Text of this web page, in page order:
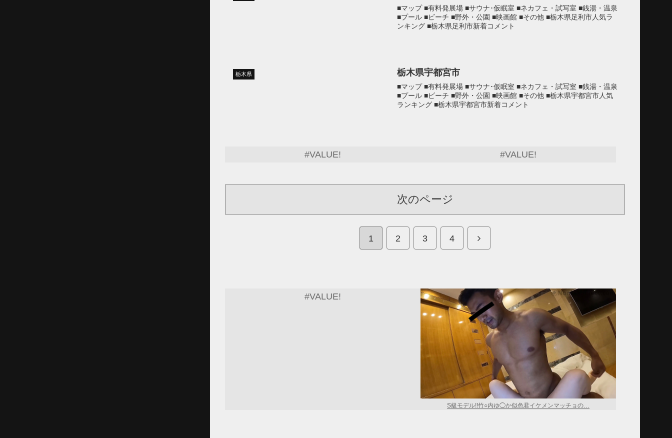
■マップ ■有料発展場 ■サウナ･仮眠室 ■ネカフェ・試写室 ■銭湯・温泉
■プール ■ビーチ ■野外・公園 ■映画館 ■その他 ■栃木県足利市人気ラ
ンキング ■栃木県足利市新着コメント
栃木県 栃木県宇都宮市
■マップ ■有料発展場 ■サウナ･仮眠室 ■ネカフェ・試写室 ■銭湯・温泉
■プール ■ビーチ ■野外・公園 ■映画館 ■その他 ■栃木県宇都宮市人気
ランキング ■栃木県宇都宮市新着コメント
#VALUE! #VALUE!
次のページ
1 2 3 4 次
#VALUE!
S級モデル!!竹○内ゆ◯か似色君イケメンマッチョの…